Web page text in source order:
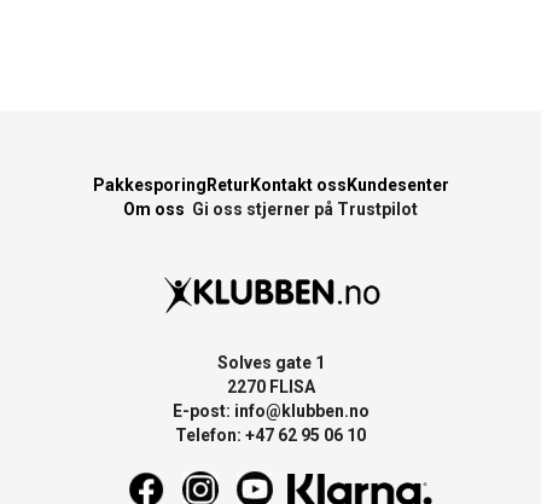
Pakkesporing Retur Kontakt oss Kundesenter
Om oss Gi oss stjerner på Trustpilot
Solves gate 1
2270 FLISA
E-post: info@klubben.no
Telefon: +47 62 95 06 10